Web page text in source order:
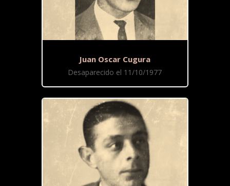
Juan Oscar Cugura
Desaparecido el 11/10/1977